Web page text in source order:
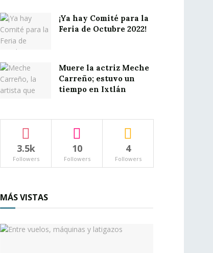
¡Ya hay Comité para la
Feria de Octubre 2022!
Muere la actriz Meche
Carreño; estuvo un
tiempo en Ixtlán
3.5k
Followers
10
Followers
4
Followers
MÁS VISTAS